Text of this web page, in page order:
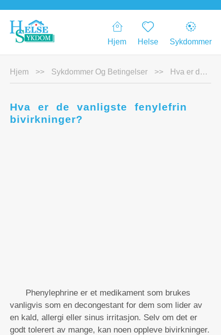
Hjem Helse Sykdommer
Hjem >> Sykdommer Og Betingelser >> Hva er de vanligste fenylefrin bivirkninger?
Hva er de vanligste fenylefrin
bivirkninger?
Phenylephrine er et medikament som brukes
vanligvis som en decongestant for dem som lider av
en kald, allergi eller sinus irritasjon. Selv om det er
godt tolerert av mange, kan noen oppleve bivirkninger.